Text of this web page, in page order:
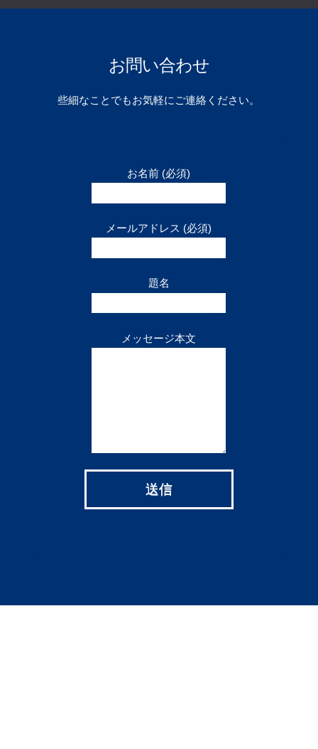
お問い合わせ
些細なことでもお気軽にご連絡ください。
お名前 (必須)
メールアドレス (必須)
題名
メッセージ本文